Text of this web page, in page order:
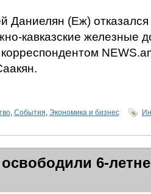
Даниелян (Еж)
кавказские железные
, События, Экономика и бизнес
6-